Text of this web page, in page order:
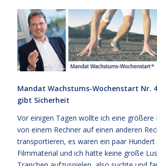
Mandat Wachstums-Wochenstart Nr.
gibt Sicherheit
Vor einigen Tagen wollte ich eine größere
von einem Rechner auf einen anderen
transportieren, es waren ein paar Hundert
Filmmaterial und ich hatte keine große